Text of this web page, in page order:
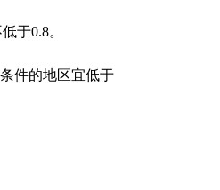
于0.8。
件的地区宜低于